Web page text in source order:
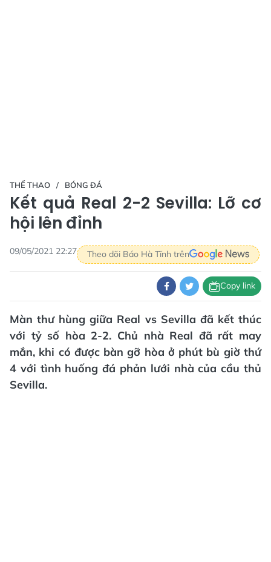
THỂ THAO BÓNG ĐÁ
Kết quả Real 2-2 Sevilla: Lỡ cơ
hội lên đỉnh
09/05/2021 22:27 Theo dõi Báo Hà Tĩnh trên
Copy link
Màn thư hùng giữa Real vs Sevilla đã kết thúc
với tỷ số hòa 2-2. Chủ nhà Real đã rất may
mắn, khi có được bàn gỡ hòa ở phút bù giờ thứ
4 với tình huống đá phản lưới nhà của cầu thủ
Sevilla.